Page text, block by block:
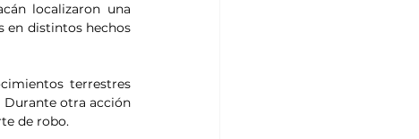
localizaron una
en distintos hechos
terrestres
Durante otra acción
de robo.